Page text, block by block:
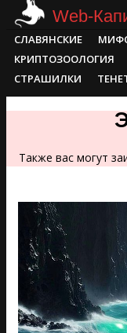
Skip
Web-
Primary
Navigation
Menu
СЛАВЯНСКИЕ
КРИПТОЗООЛОГИЯ
СТРАШИЛКИ
Также вас могут